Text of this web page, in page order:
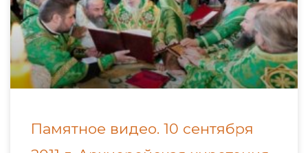
Памятное видео. 10 сентября